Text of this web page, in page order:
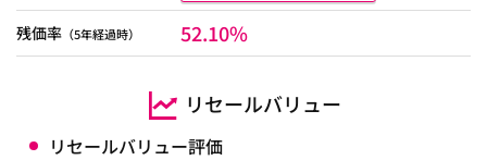
残価率 （5年経過時） 52.10%
リセールバリュー
リセールバリュー評価